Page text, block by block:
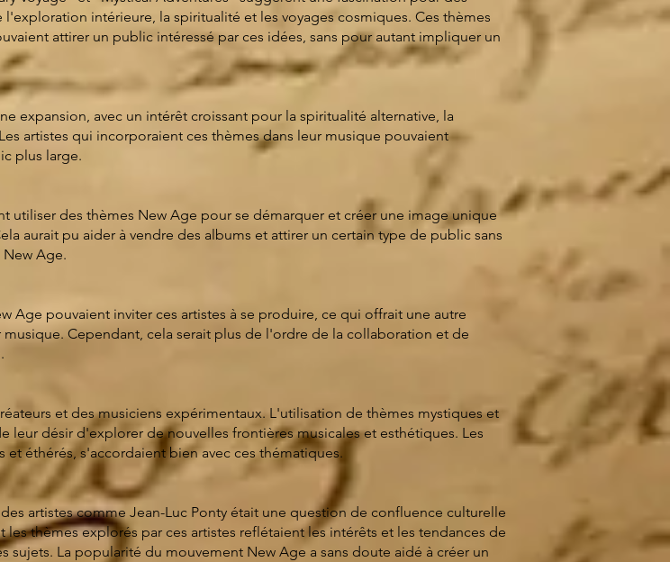
intérieure, la spiritualité et les voyages cosmiques. Ces thèmes
attirer un public intéressé par ces idées, sans pour autant impliquer un
expansion, avec un intérêt croissant pour la spiritualité alternative, la
artistes qui incorporaient ces thèmes dans leur musique pouvaient
plus large.
utiliser des thèmes New Age pour se démarquer et créer une image unique
aurait pu aider à vendre des albums et attirer un certain type de public sans
Age.
Age pouvaient inviter ces artistes à se produire, ce qui offrait une autre
Cependant, cela serait plus de l'ordre de la collaboration et de
et des musiciens expérimentaux. L'utilisation de thèmes mystiques et
désir d'explorer de nouvelles frontières musicales et esthétiques. Les
éthérés, s'accordaient bien avec ces thématiques.
artistes comme Jean-Luc Ponty était une question de confluence culturelle
thèmes explorés par ces artistes reflétaient les intérêts et les tendances de
La popularité du mouvement New Age a sans doute aidé à créer un